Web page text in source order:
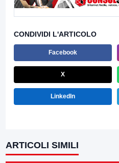
CONDIVIDI L'ARTICOLO
Facebook
X
LinkedIn
ARTICOLI SIMILI